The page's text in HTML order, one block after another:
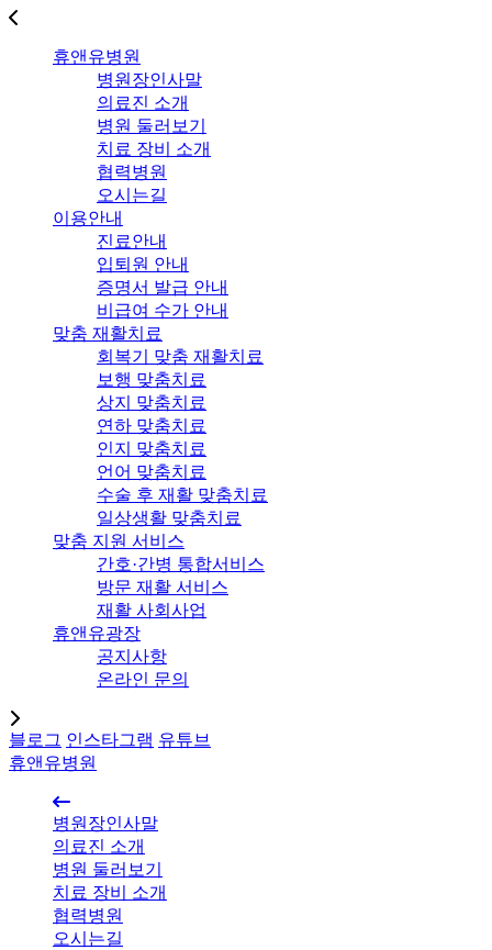
휴앤유병원
병원장인사말
의료진 소개
병원 둘러보기
치료 장비 소개
협력병원
오시는길
이용안내
진료안내
입퇴원 안내
증명서 발급 안내
비급여 수가 안내
맞춤 재활치료
회복기 맞춤 재활치료
보행 맞춤치료
상지 맞춤치료
연하 맞춤치료
인지 맞춤치료
언어 맞춤치료
수술 후 재활 맞춤치료
일상생활 맞춤치료
맞춤 지원 서비스
간호·간병 통합서비스
방문 재활 서비스
재활 사회사업
휴앤유광장
공지사항
온라인 문의
블로그 인스타그램 유튜브
휴앤유병원
병원장인사말
의료진 소개
병원 둘러보기
치료 장비 소개
협력병원
오시는길